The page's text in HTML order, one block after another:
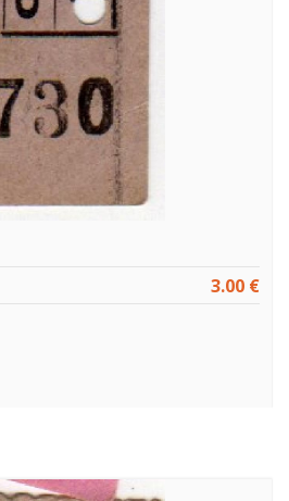
3.00 €